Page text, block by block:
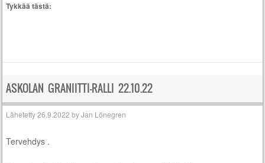
Tykkää tästä:
ASKOLAN GRANIITTI-RALLI 22.10.22
Lähetetty26.9.2022 byJan Lönegren
Tervehdys .